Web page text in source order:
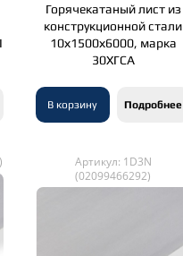
Горячекатаный лист из
конструкционной стали
10х1500х6000, марка
30ХГСА
В корзину Подробнее
Артикул: 1D3N
(02099466292)